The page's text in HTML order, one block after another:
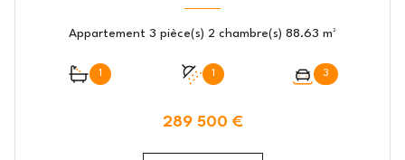
Appartement 3 pièce(s) 2 chambre(s) 88.63 m²
1 1 3
289 500 €